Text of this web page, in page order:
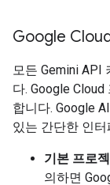
Google
모든 Gemini API
다. Google
합니다. Google
있는 간단한 인
기본 프로
의하면